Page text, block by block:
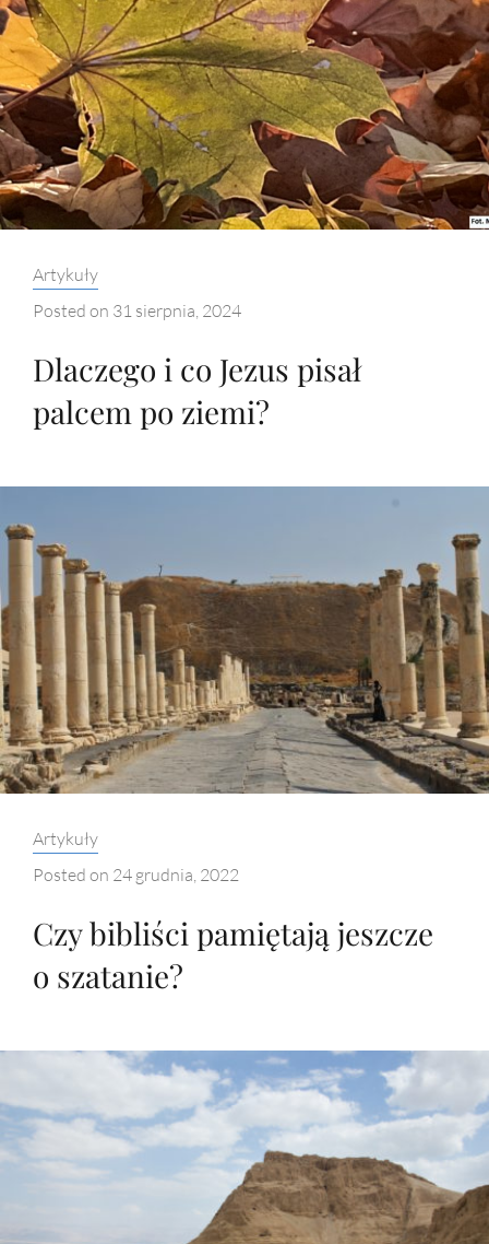
Categories:
Artykuły
Posted on 31 sierpnia, 2024
Dlaczego i co Jezus pisał
palcem po ziemi?
Categories:
Artykuły
Posted on 24 grudnia, 2022
Czy bibliści pamiętają jeszcze
o szatanie?